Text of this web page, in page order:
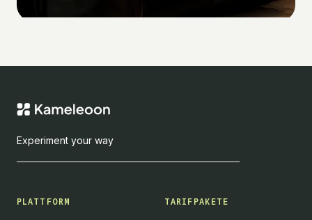
Experiment your way
PLATTFORM TARIFPAKETE